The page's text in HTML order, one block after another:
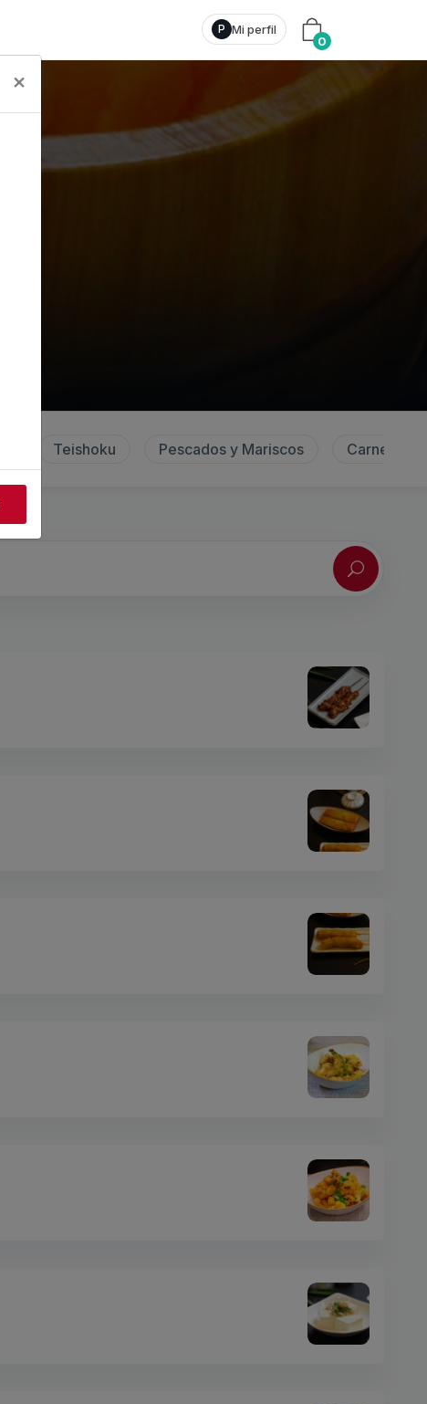
P Mi perfil
0
Teishoku Pescados y Mariscos Carnes
×